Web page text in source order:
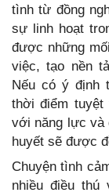
tình từ đồng
sự linh hoạt
được những
việc, tạo nền
Nếu có ý định
thời điểm
với năng lực và
huyết sẽ được
Chuyện tình
nhiều điều